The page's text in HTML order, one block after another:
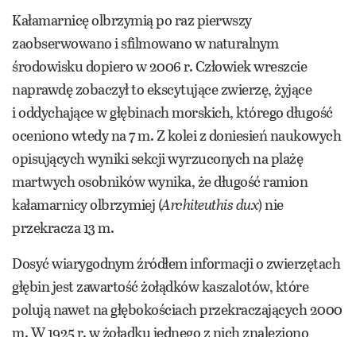
Kałamarnicę olbrzymią po raz pierwszy
zaobserwowano i sfilmowano w naturalnym
środowisku dopiero w 2006 r. Człowiek wreszcie
naprawdę zobaczył to ekscytujące zwierzę, żyjące
i oddychające w głębinach morskich, którego długość
oceniono wtedy na 7 m. Z kolei z doniesień naukowych
opisujących wyniki sekcji wyrzuconych na plażę
martwych osobników wynika, że długość ramion
kałamarnicy olbrzymiej (Architeuthis dux) nie
przekracza 13 m.
Dosyć wiarygodnym źródłem informacji o zwierzętach
głębin jest zawartość żołądków kaszalotów, które
polują nawet na głębokościach przekraczających 2000
m. W 1925 r. w żołądku jednego z nich znaleziono